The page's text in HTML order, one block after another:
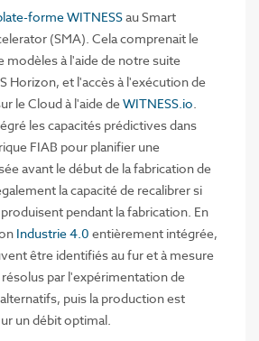
forme WITNESSau Smart
(SMA). Cela comprenait le
modèles à l'aide de notre suite
Horizon, et l'accès à l'exécution de
le Cloud à l'aide deWITNESS.io.
les capacités prédictives dans
FIAB pour planifier une
avant le début de la fabrication de
la capacité de recalibrer si
pendant la fabrication. En
Industrie 4.0 entièrement intégrée,
être identifiés au fur et à mesure
par l'expérimentation de
puis la production est
un débit optimal.